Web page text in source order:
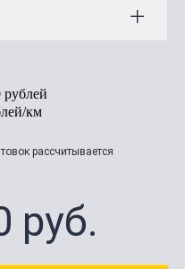
км
рассчитывается
руб.